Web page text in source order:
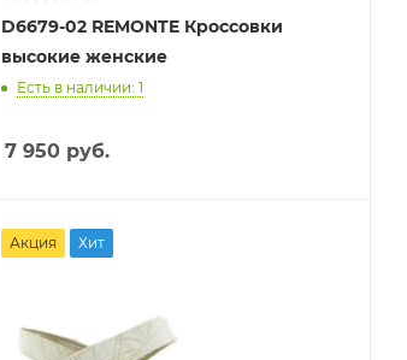
D6679-02 REMONTE Кроссовки
высокие женские
Есть в наличии: 1
7 950руб.
Акция Хит